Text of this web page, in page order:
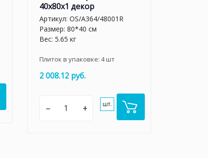
40x80x1 декор
Артикул: OS/A364/48001R
Размер: 80*40 см
Вес: 5.65 кг
Плиток в упаковке: 4шт
2 008.12 руб.
– + шт.